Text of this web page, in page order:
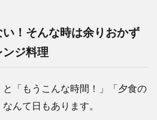
！そんな時は余りおかず
ジ料理
「もうこんな時間！」「夕食の
んて日もあります。